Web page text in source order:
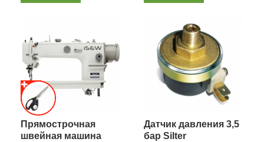
Прямострочная
швейная машина
Датчик давления 3,5
бар Silter